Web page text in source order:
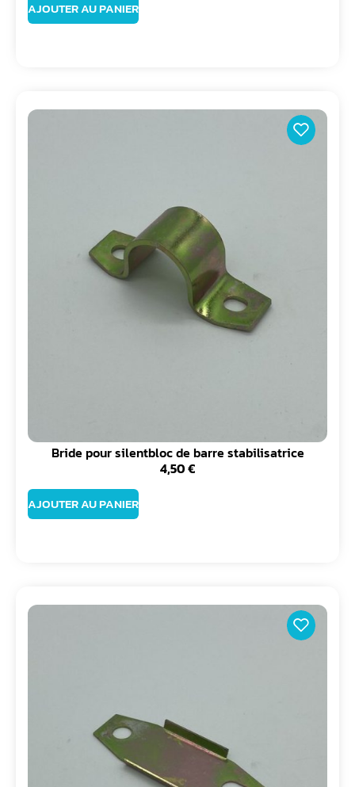
AJOUTER AU PANIER
Bride pour silentbloc de barre stabilisatrice
4,50€
AJOUTER AU PANIER